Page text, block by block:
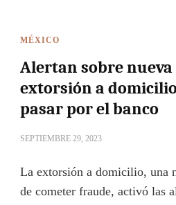
MÉXICO
Alertan sobre
extorsión a
pasar por el banco
SEPTIEMBRE 29, 2023
La extorsión a domicilio, una
de cometer fraude, activó las